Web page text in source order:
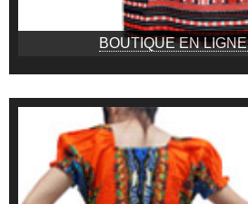
BOUTIQUE EN LIGNE